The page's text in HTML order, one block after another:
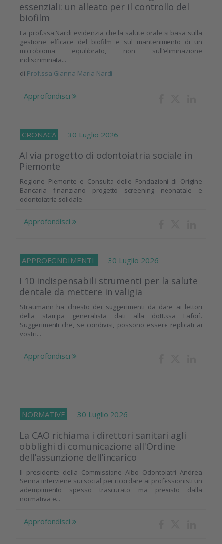
essenziali: un alleato per il controllo del
biofilm
La prof.ssa Nardi evidenzia che la salute orale si basa sulla
gestione efficace del biofilm e sul mantenimento di un
microbioma equilibrato, non sull’eliminazione
indiscriminata...
di Prof.ssa Gianna Maria Nardi
Approfondisci
CRONACA 30 Luglio 2026
Al via progetto di odontoiatria sociale in
Piemonte
Regione Piemonte e Consulta delle Fondazioni di Origine
Bancaria finanziano progetto screening neonatale e
odontoiatria solidale
Approfondisci
APPROFONDIMENTI 30 Luglio 2026
I 10 indispensabili strumenti per la salute
dentale da mettere in valigia
Straumann ha chiesto dei suggerimenti da dare ai lettori
della stampa generalista dati alla dott.ssa Laforì.
Suggerimenti che, se condivisi, possono essere replicati ai
vostri...
Approfondisci
NORMATIVE 30 Luglio 2026
La CAO richiama i direttori sanitari agli
obblighi di comunicazione all'Ordine
dell’assunzione dell’incarico
Il presidente della Commissione Albo Odontoiatri Andrea
Senna interviene sui social per ricordare ai professionisti un
adempimento spesso trascurato ma previsto dalla
normativa e...
Approfondisci